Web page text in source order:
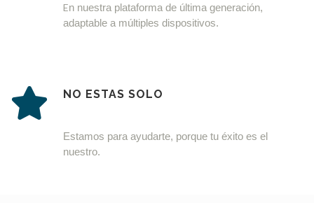
En nuestra plataforma de última generación,
adaptable a múltiples dispositivos.
NO ESTAS SOLO
Estamos para ayudarte, porque tu éxito es el
nuestro.